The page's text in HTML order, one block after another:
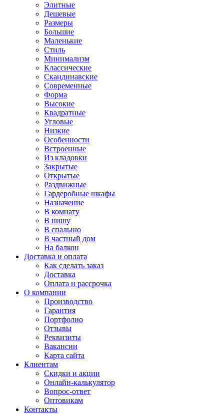
Элитные
Дешевые
Размеры
Большие
Маленькие
Стиль
Минимализм
Классические
Скандинавские
Современные
Форма
Высокие
Квадратные
Угловые
Низкие
Особенности
Встроенные
Из кладовки
Закрытые
Открытые
Раздвижные
Гардеробные шкафы
Назначение
В комнату
В нишу
В спальню
В частный дом
На балкон
Доставка и оплата
Как сделать заказ
Доставка
Оплата и рассрочка
О компании
Производство
Гарантия
Портфолио
Отзывы
Реквизиты
Вакансии
Карта сайта
Клиентам
Скидки и акции
Онлайн-калькулятор
Вопрос-ответ
Оптовикам
Контакты